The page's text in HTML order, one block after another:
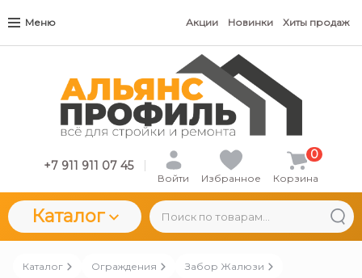
Меню Акции Новинки Хиты продаж
+7 911 911 07 45
Войти Избранное Корзина
0
Каталог
Каталог Ограждения Забор Жалюзи